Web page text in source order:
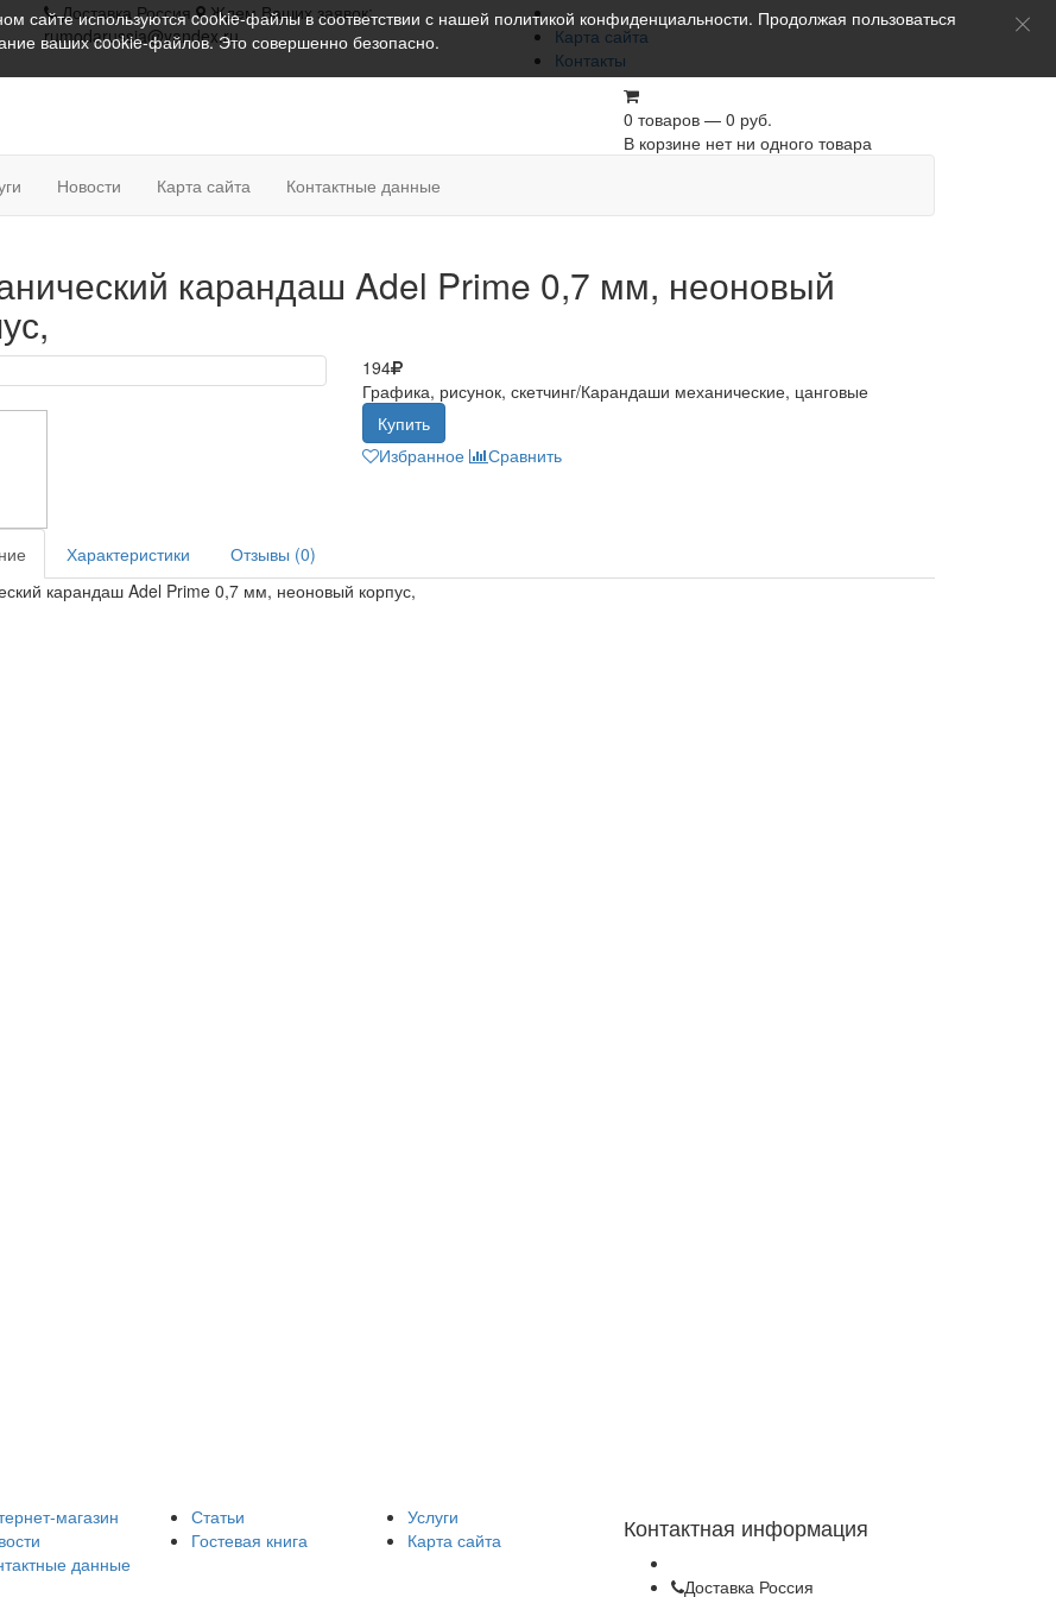
Доставка Россия Ждем Ваших заявок:
rumodarussia@yandex.ru
Карта сайта
Контакты
0 товаров — 0 руб.
В корзине нет ни одного товара
Новости Карта сайта Контактные данные
карандаш Adel Prime 0,7 мм, неоновый
194
Графика, рисунок, скетчинг/Карандаши механические, цанговые
Купить
Избранное
Сравнить
Характеристики
Отзывы (0)
карандаш Adel Prime 0,7 мм, неоновый корпус,
магазин Статьи
Услуги
Гостевая книга
Карта сайта
данные
Контактная информация
Доставка Россия
сайте используются cookie-файлы в соответствии с нашей политикой конфиденциальности. Продолжая пользоваться
ваших cookie-файлов. Это совершенно безопасно.